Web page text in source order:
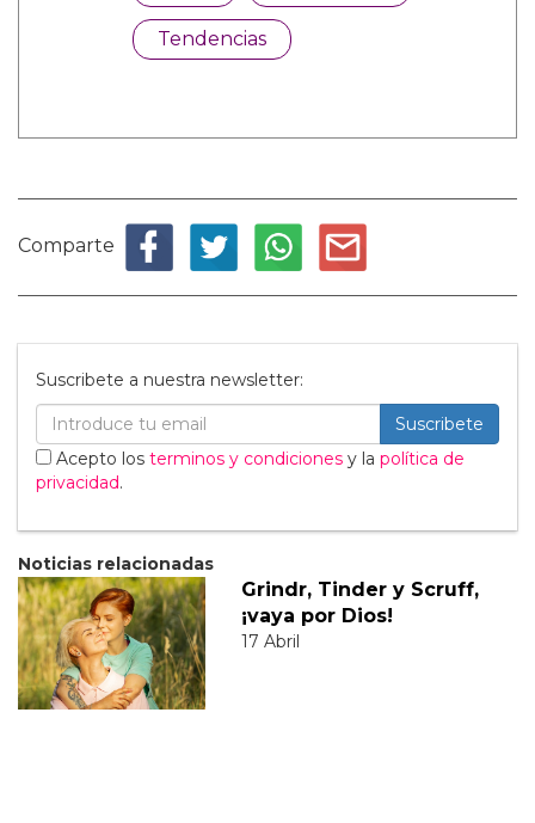
Tendencias
Comparte
Suscribete a nuestra newsletter:
Suscribete
Acepto los terminos y condiciones y la política de
privacidad.
Noticias relacionadas
Grindr, Tinder y Scruff,
¡vaya por Dios!
17 Abril